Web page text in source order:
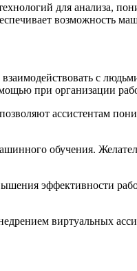
для анализа,
возможность
с
при организации
ассистентам
обучения.
эффективности
виртуальных